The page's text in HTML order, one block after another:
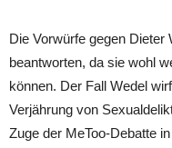
Die Vorwürfe gegen Dieter
beantworten, da sie wohl
können. Der Fall Wedel
Verjährung von
Zuge der MeToo-Debatte